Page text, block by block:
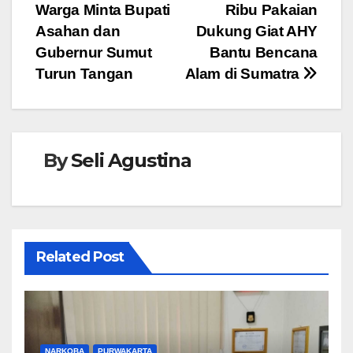
o
k
p
er
Ribu Pakaian
Dukung Giat AHY
Bantu Bencana
Alam di Sumatra
Warga Minta Bupati
Asahan dan
Gubernur Sumut
Turun Tangan
BySeli Agustina
Related Post